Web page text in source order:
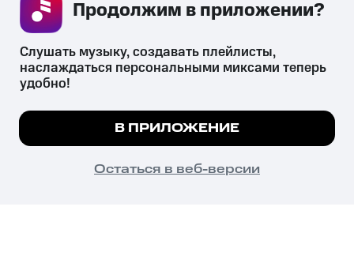
СКАЧАТЬ ПРИЛОЖЕНИЕ
психотропных веществ, их аналогов причиняет вред здоровью,
их незаконный оборот запрещён и влечёт установленную
законодательством ответственность.
© 2026 ООО «КИОН».
Все права защищены
Мы используем куки, чтобы на сайте все
Подробнее
ПОНЯТНО
Слушать музыку, создавать плейлисты,
наслаждаться персональными миксами теперь
удобно!
В ПРИЛОЖЕНИЕ
Остаться в веб-версии